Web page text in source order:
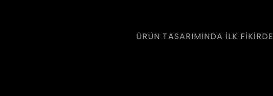
ÜRÜN TASARIMINDA ILK